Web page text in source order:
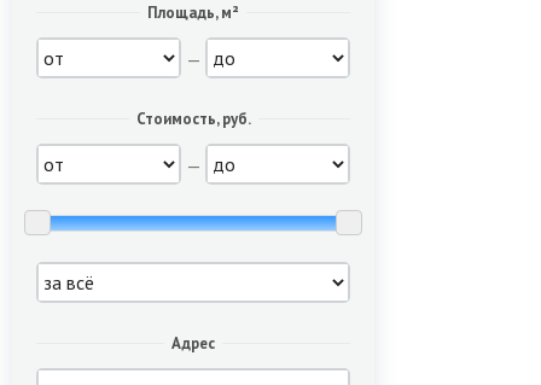
Площадь, м²
—
Стоимость, руб.
—
Адрес